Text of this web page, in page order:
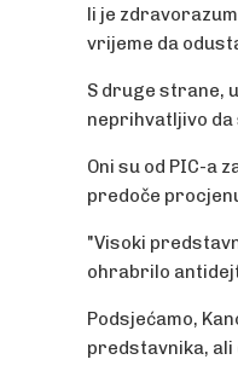
li je
vrijeme da
S druge strane,
neprihvatljivo da
Oni su od PIC-a
predoče
"Visoki
ohrabrilo
Podsjećamo,
predstavnika, ali